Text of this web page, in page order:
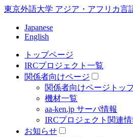
東京外語大学 アジア・アフリカ言
Japanese
English
トップページ
IRCプロジェクト一覧
関係者向けページ
関係者向けページトッ
機材一覧
aa-ken.jp サーバ情報
IRCプロジェクト関連情
お知らせ